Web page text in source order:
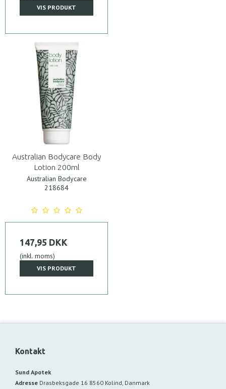
VIS PRODUKT
Australian Bodycare Body
Lotion 200ml
Australian Bodycare
218684
147,95 DKK
(inkl. moms)
VIS PRODUKT
Kontakt
Sund Apotek
Adresse Drasbeksgade 16 8560 Kolind, Danmark